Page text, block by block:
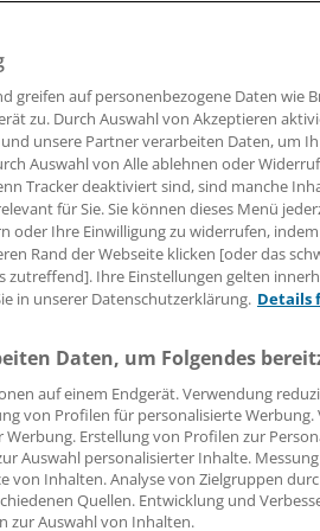
Gebäuden: BFH konkretisiert
in einem teils geschäftlich
für Bauleistungen in
aufteilen. Das geht aus
(BFH) in München hervor.
vorrangig der
den erlösten oder erlösbaren
es keine andere
greifen auf personenbezogene Daten wie
zu. Durch Auswahl von Akzeptieren
unsere Partner verarbeiten Daten, um
Auswahl von Alle ablehnen oder
Tracker deaktiviert sind, sind manche
für Sie. Sie können dieses Menü
oder Ihre Einwilligung zu widerrufen,
Rand der Webseite klicken [oder das
zutreffend]. Ihre Einstellungen gelten
in unserer Datenschutzerklärung. Details
Daten, um Folgendes
auf einem Endgerät. Verwendung
von Profilen für personalisierte
Erstellung von Profilen zur
Auswahl personalisierter Inhalte.
von Inhalten. Analyse von Zielgruppen
Quellen. Entwicklung und
zur Auswahl von Inhalten.